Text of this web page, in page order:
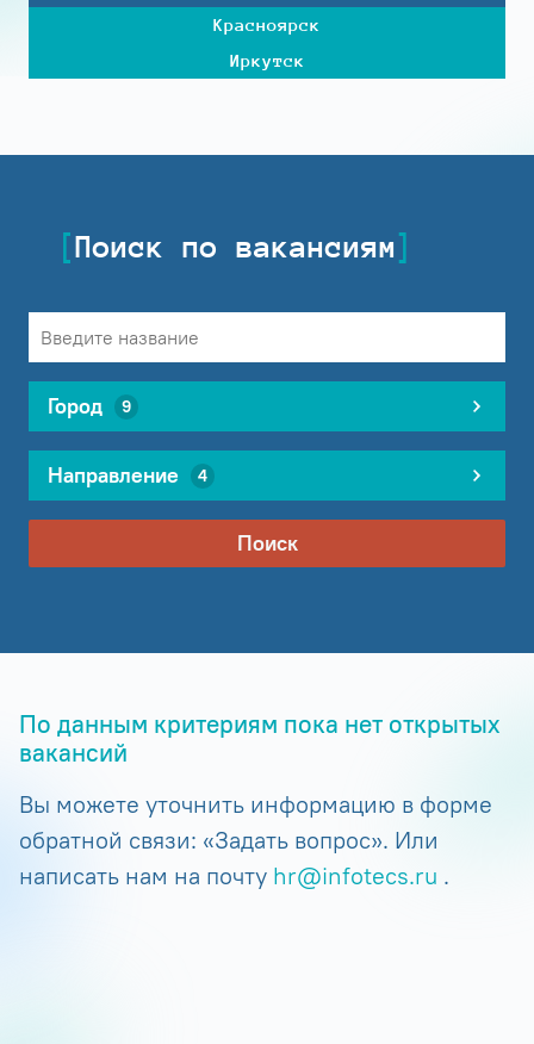
Красноярск
Иркутск
Поиск по вакансиям
Город 9
Направление 4
Поиск
По данным критериям пока нет открытых
вакансий
Вы можете уточнить информацию в форме
обратной связи: «Задать вопрос». Или
написать нам на почту hr@infotecs.ru .